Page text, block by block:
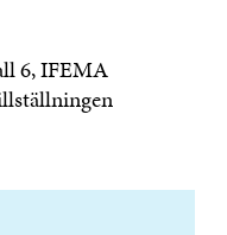
6, IFEMA